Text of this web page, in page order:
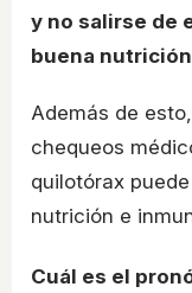
y no salirse de
buena
Además de
chequeos
quilotórax
nutrición e
Cuál es el